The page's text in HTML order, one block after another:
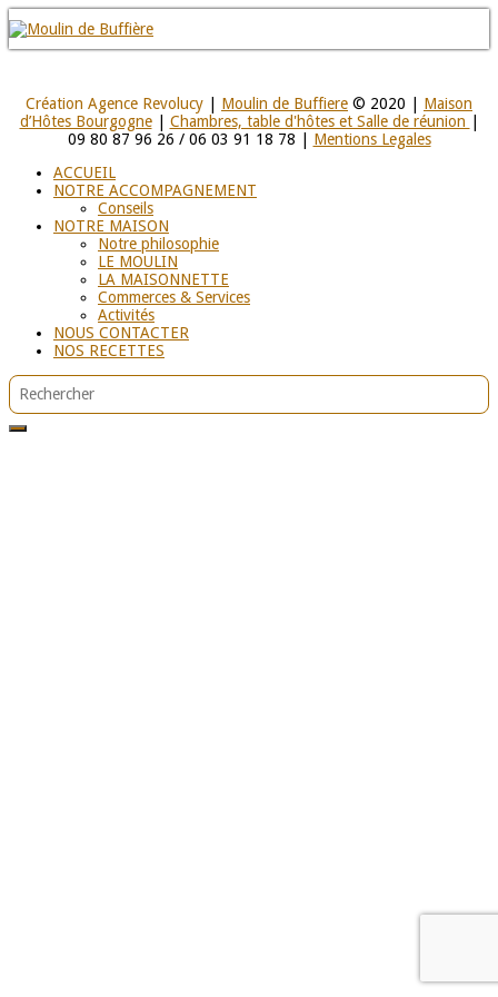
Création Agence Revolucy Moulin de Buffiere © 2020 | Maison
d’Hôtes Bourgogne| Chambres, table d'hôtes et Salle de réunion
09 80 87 96 26 / 06 03 91 18 78 | Mentions Legales
ACCUEIL
NOTRE ACCOMPAGNEMENT
Conseils
NOTRE MAISON
Notre philosophie
LE MOULIN
LA MAISONNETTE
Commerces & Services
Activités
NOUS CONTACTER
NOS RECETTES